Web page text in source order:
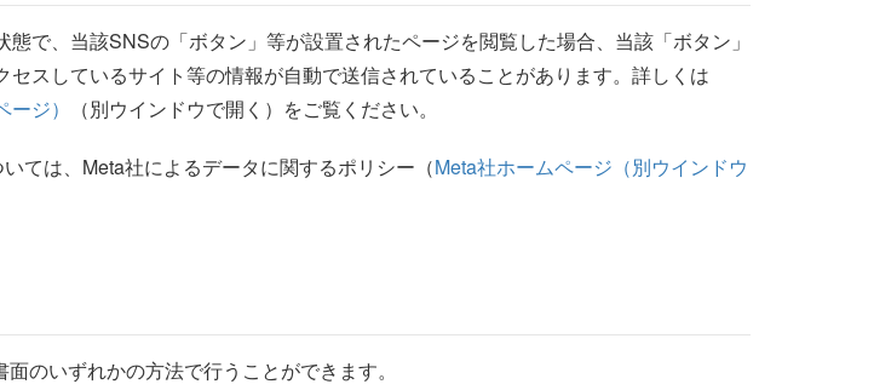
で、当該SNSの「ボタン」等が設置されたページを閲覧した場合、当該「ボタン」
スしているサイト等の情報が自動で送信されていることがあります。詳しくは
ジ） （別ウインドウで開く）をご覧ください。
ては、Meta社によるデータに関するポリシー（Meta社ホームページ（別ウインドウ
のいずれかの方法で行うことができます。